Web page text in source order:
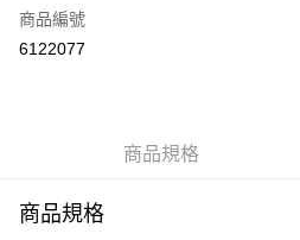
超商取貨付款
悠遊付
商品編號
6122077
商品規格
商品規格